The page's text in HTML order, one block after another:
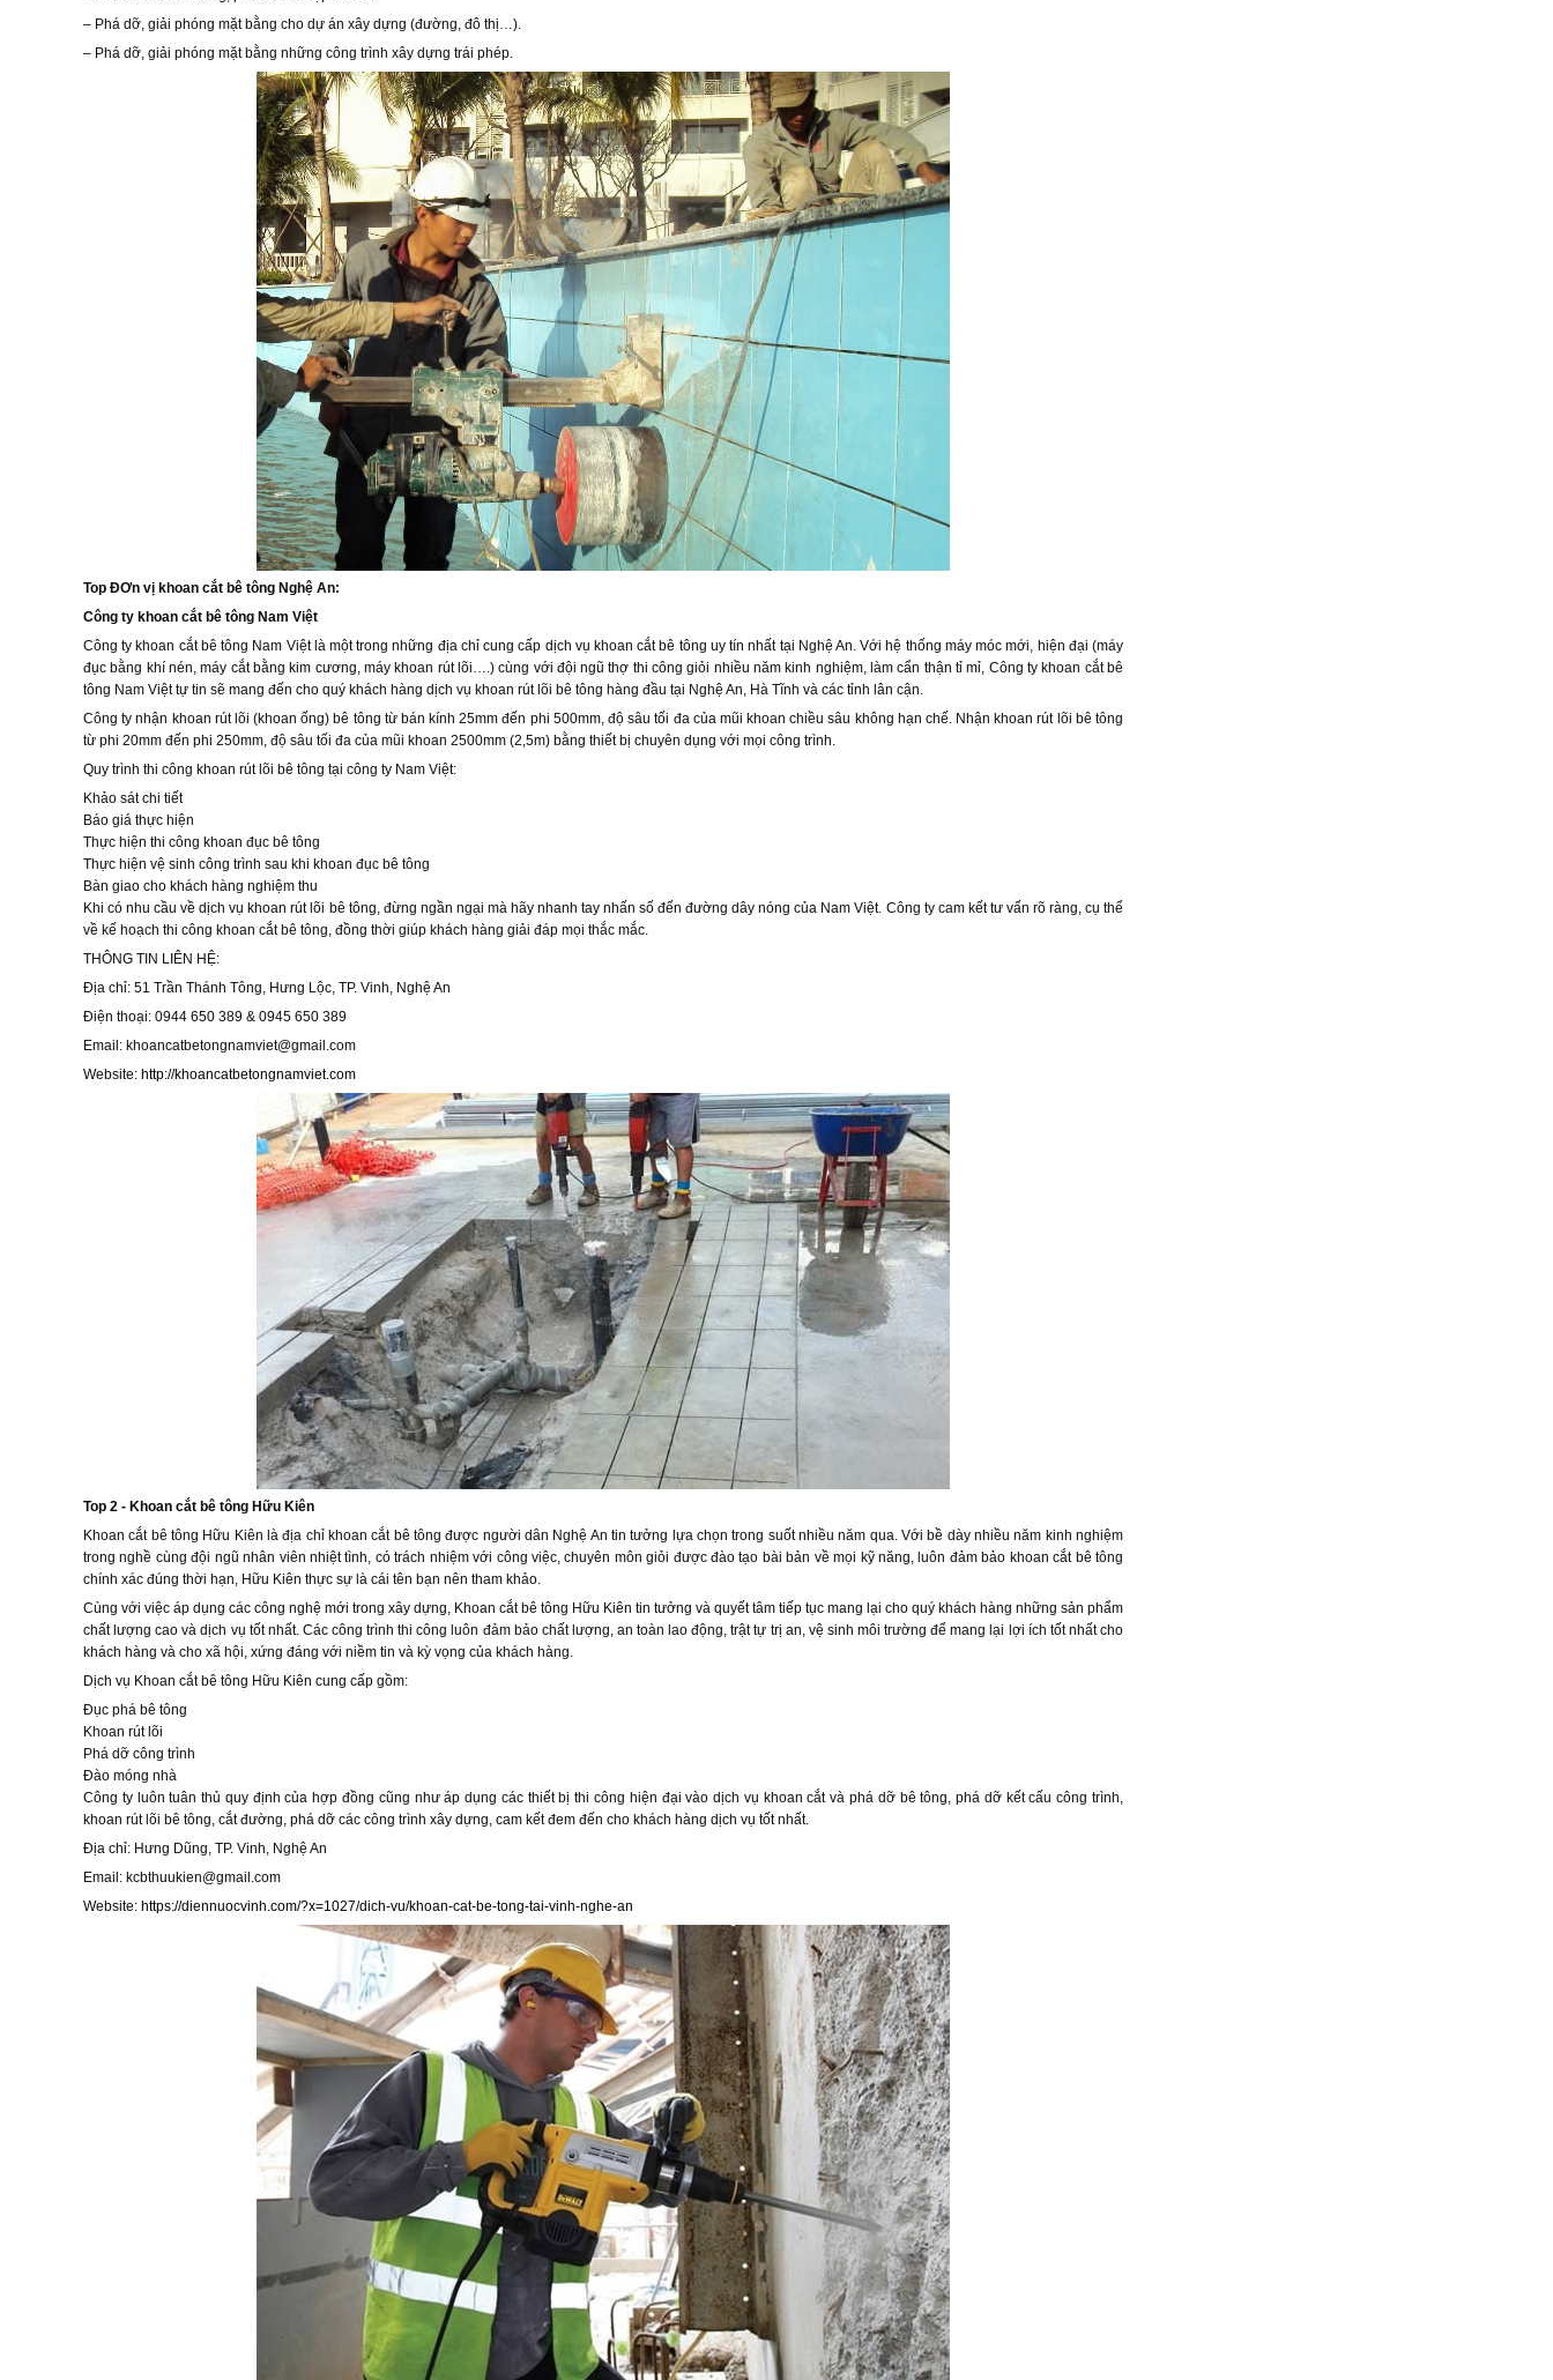
– Phá dỡ, giải phóng mặt bằng cho dự án xây dựng (đường, đô thị…).
– Phá dỡ, giải phóng mặt bằng những công trình xây dựng trái phép.
Top ĐƠn vị khoan cắt bê tông Nghệ An:
Công ty khoan cắt bê tông Nam Việt
Công ty khoan cắt bê tông Nam Việt là một trong những địa chỉ cung cấp dịch vụ khoan cắt bê tông uy tín nhất tại Nghệ An. Với hệ thống máy móc mới, hiện đại (máy
đục bằng khí nén, máy cắt bằng kim cương, máy khoan rút lõi….) cùng với đội ngũ thợ thi công giỏi nhiều năm kinh nghiệm, làm cẩn thận tỉ mỉ, Công ty khoan cắt bê
tông Nam Việt tự tin sẽ mang đến cho quý khách hàng dịch vụ khoan rút lõi bê tông hàng đầu tại Nghệ An, Hà Tĩnh và các tỉnh lân cận.
Công ty nhận khoan rút lõi (khoan ống) bê tông từ bán kính 25mm đến phi 500mm, độ sâu tối đa của mũi khoan chiều sâu không hạn chế. Nhận khoan rút lõi bê tông
từ phi 20mm đến phi 250mm, độ sâu tối đa của mũi khoan 2500mm (2,5m) bằng thiết bị chuyên dụng với mọi công trình.
Quy trình thi công khoan rút lõi bê tông tại công ty Nam Việt:
Khảo sát chi tiết
Báo giá thực hiện
Thực hiện thi công khoan đục bê tông
Thực hiện vệ sinh công trình sau khi khoan đục bê tông
Bàn giao cho khách hàng nghiệm thu
Khi có nhu cầu về dịch vụ khoan rút lõi bê tông, đừng ngần ngại mà hãy nhanh tay nhấn số đến đường dây nóng của Nam Việt. Công ty cam kết tư vấn rõ ràng, cụ thể
về kế hoạch thi công khoan cắt bê tông, đồng thời giúp khách hàng giải đáp mọi thắc mắc.
THÔNG TIN LIÊN HỆ:
Địa chỉ: 51 Trần Thánh Tông, Hưng Lộc, TP. Vinh, Nghệ An
Điện thoại: 0944 650 389 & 0945 650 389
Email: khoancatbetongnamviet@gmail.com
Website: http://khoancatbetongnamviet.com
Top 2 - Khoan cắt bê tông Hữu Kiên
Khoan cắt bê tông Hữu Kiên là địa chỉ khoan cắt bê tông được người dân Nghệ An tin tưởng lựa chọn trong suốt nhiều năm qua. Với bề dày nhiều năm kinh nghiệm
trong nghề cùng đội ngũ nhân viên nhiệt tình, có trách nhiệm với công việc, chuyên môn giỏi được đào tạo bài bản về mọi kỹ năng, luôn đảm bảo khoan cắt bê tông
chính xác đúng thời hạn, Hữu Kiên thực sự là cái tên bạn nên tham khảo.
Cùng với việc áp dụng các công nghệ mới trong xây dựng, Khoan cắt bê tông Hữu Kiên tin tưởng và quyết tâm tiếp tục mang lại cho quý khách hàng những sản phẩm
chất lượng cao và dịch vụ tốt nhất. Các công trình thi công luôn đảm bảo chất lượng, an toàn lao động, trật tự trị an, vệ sinh môi trường để mang lại lợi ích tốt nhất cho
khách hàng và cho xã hội, xứng đáng với niềm tin và kỳ vọng của khách hàng.
Dịch vụ Khoan cắt bê tông Hữu Kiên cung cấp gồm:
Đục phá bê tông
Khoan rút lõi
Phá dỡ công trình
Đào móng nhà
Công ty luôn tuân thủ quy định của hợp đồng cũng như áp dụng các thiết bị thi công hiện đại vào dịch vụ khoan cắt và phá dỡ bê tông, phá dỡ kết cấu công trình,
khoan rút lõi bê tông, cắt đường, phá dỡ các công trình xây dựng, cam kết đem đến cho khách hàng dịch vụ tốt nhất.
Địa chỉ: Hưng Dũng, TP. Vinh, Nghệ An
Email: kcbthuukien@gmail.com
Website: https://diennuocvinh.com/?x=1027/dich-vu/khoan-cat-be-tong-tai-vinh-nghe-an